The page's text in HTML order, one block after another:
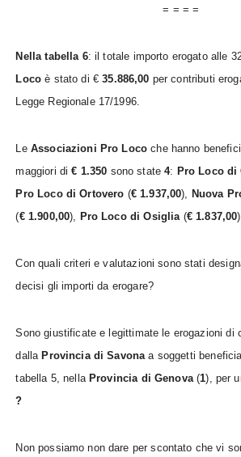
= = = =
Nella tabella 6: il totale importo erogato alle
Loco è stato di €35.886,00 per contributi
Legge Regionale 17/1996.
Le Associazioni Pro Loco che hanno
maggiori di€ 1.350 sono state4: Pro Loco di
Pro Loco di Ortovero (€ 1.937,00), Nuova
(€ 1.900,00), Pro Loco di Osiglia (€ 1.837,00)
Con quali criteri e valutazioni sono stati
decisi gli importi da erogare?
Sono giustificate e legittimate le erogazioni di
dalla Provincia di Savonaa soggetti
tabella 5, nella Provincia di Genova(1), per
?
Non possiamo non dare per scontato che vi